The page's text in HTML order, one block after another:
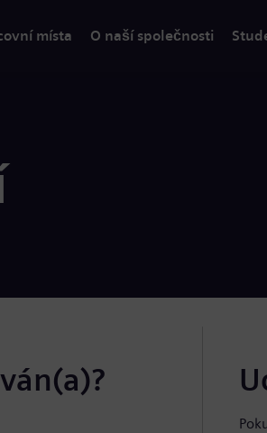
místa O naší společnosti